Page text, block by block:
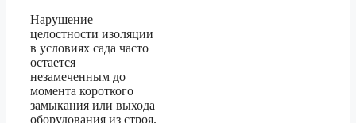
Нарушение
целостности изоляции
в условиях сада часто
остается
незамеченным до
момента короткого
замыкания или выхода
оборудования из строя.